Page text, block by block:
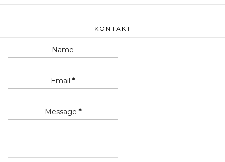
KONTAKT
Name
Email *
Message *